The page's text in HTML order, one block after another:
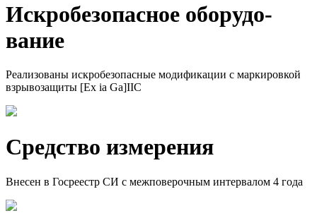
Искро­безопасное оборудо­
вание
Реализованы искробезопасные модификации с маркировкой
взрывозащиты [Ex ia Ga]IIC
Средство измерения
Внесен в Госреестр СИ с межповерочным интервалом 4 года